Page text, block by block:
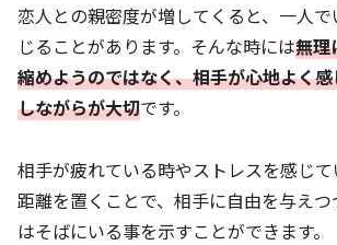
恋人との親密度が増してくると、一人
じることがあります。そんな時には無理
縮めようのではなく、相手が心地よく
しながらが大切です。
相手が疲れている時やストレスを感じ
距離を置くことで、相手に自由を与え
はそばにいる事を示すことができます。